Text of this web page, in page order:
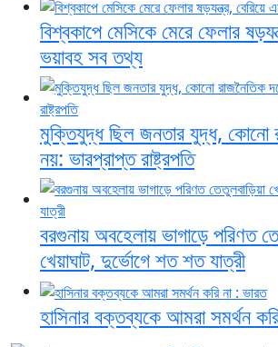
বিশ্বকাপে মেসিকে মেরে ফেলার
ভয়াবহ সব তথ্য
মুক্তিযুদ্ধ ছিল জনতার যুদ্ধ, কোনো
নয়: ভারপ্রাপ্ত রাষ্ট্রপতি
বরগুনায় অবহেলায় ভাগাড়ে পরিণত
খেয়াঘাট, দুর্ভোগে শত শত যাত্রী
হাসিনার বক্তব্যকে আমরা সমর্থন
জুলাই জাদুঘরে কোনো ধরনের দলীয়
দেখতে চাই না: নাহিদ